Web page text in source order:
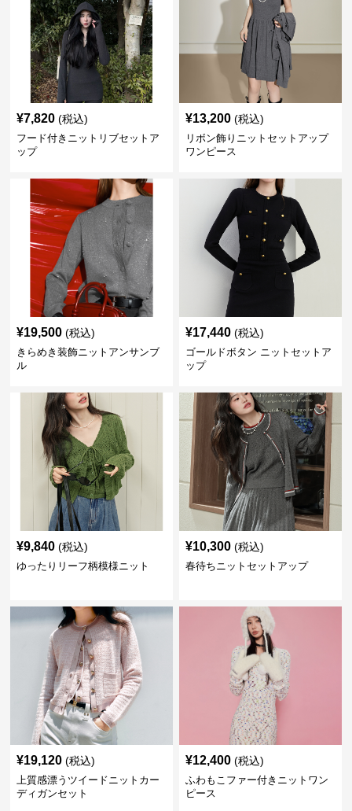
¥7,820 (税込)
フード付きニットリブセットア
ップ
¥13,200 (税込)
リボン飾りニットセットアップ
ワンピース
¥19,500 (税込)
きらめき装飾ニットアンサンブ
ル
¥17,440 (税込)
ゴールドボタン ニットセットア
ップ
¥9,840 (税込)
ゆったりリーフ柄模様ニット
¥10,300 (税込)
春待ちニットセットアップ
¥19,120 (税込)
上質感漂うツイードニットカー
ディガンセット
¥12,400 (税込)
ふわもこファー付きニットワン
ピース